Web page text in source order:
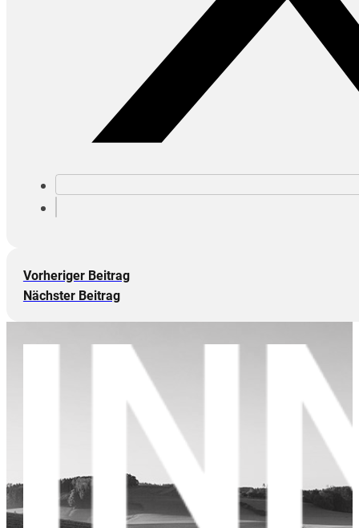
Vorheriger Beitrag
Nächster Beitrag